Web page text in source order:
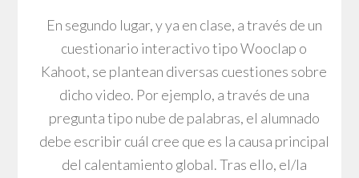
En segundo lugar, y ya en clase, a través de un
cuestionario interactivo tipo Wooclap o
Kahoot, se plantean diversas cuestiones sobre
dicho video. Por ejemplo, a través de una
pregunta tipo nube de palabras, el alumnado
debe escribir cuál cree que es la causa principal
del calentamiento global. Tras ello, el/la